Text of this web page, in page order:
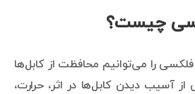
چیست؟
فلکسی را می‌توانیم محافظت از کابل‌ها
آسیب دیدن کابل‌ها در اثر، حرارت،